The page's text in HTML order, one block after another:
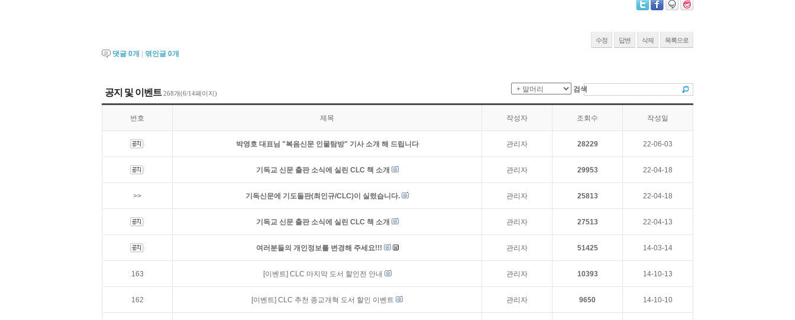
수정 답변 삭제 목록으로
댓글 0개 엮인글 0개
공지 및 이벤트268개(6/14페이지)
검색
번호 제목 작성자 조회수 작성일
박영호 대표님 "복음신문 인물탐방" 기사 소개 해 드립니다 관리자 28229 22-06-03
기독교 신문 출판 소식에 실린 CLC 책 소개 관리자 29953 22-04-18
>> 기독신문에 기도돌판(최인규/CLC)이 실렸습니다. 관리자 25813 22-04-18
기독교 신문 출판 소식에 실린 CLC 책 소개 관리자 27513 22-04-13
여러분들의 개인정보를 변경해 주세요!!! 관리자 51425 14-03-14
163 [이벤트] CLC 마지막 도서 할인전 안내 관리자 10393 14-10-13
162 [이벤트] CLC 추천 종교개혁 도서 할인 이벤트 관리자 9650 14-10-10